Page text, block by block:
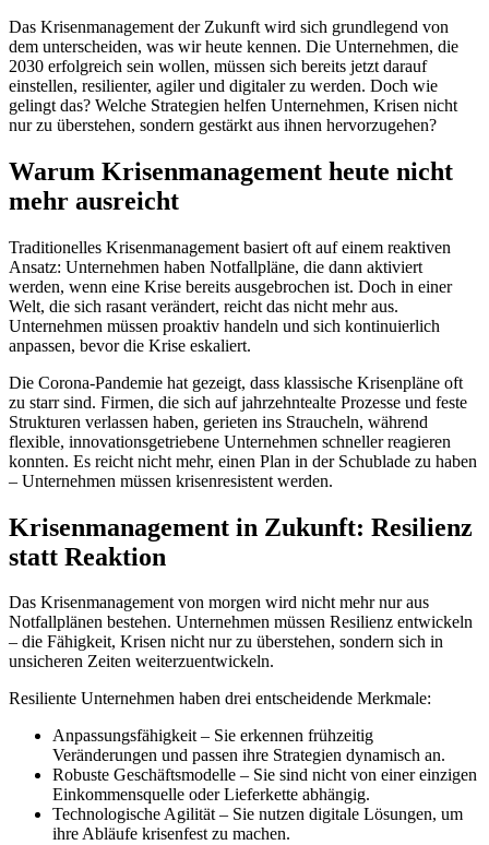
Das Krisenmanagement der Zukunft wird sich grundlegend von
dem unterscheiden, was wir heute kennen. Die Unternehmen, die
2030 erfolgreich sein wollen, müssen sich bereits jetzt darauf
einstellen, resilienter, agiler und digitaler zu werden. Doch wie
gelingt das? Welche Strategien helfen Unternehmen, Krisen nicht
nur zu überstehen, sondern gestärkt aus ihnen hervorzugehen?
Warum Krisenmanagement heute nicht
mehr ausreicht
Traditionelles Krisenmanagement basiert oft auf einem reaktiven
Ansatz: Unternehmen haben Notfallpläne, die dann aktiviert
werden, wenn eine Krise bereits ausgebrochen ist. Doch in einer
Welt, die sich rasant verändert, reicht das nicht mehr aus.
Unternehmen müssen proaktiv handeln und sich kontinuierlich
anpassen, bevor die Krise eskaliert.
Die Corona-Pandemie hat gezeigt, dass klassische Krisenpläne oft
zu starr sind. Firmen, die sich auf jahrzehntealte Prozesse und feste
Strukturen verlassen haben, gerieten ins Straucheln, während
flexible, innovationsgetriebene Unternehmen schneller reagieren
konnten. Es reicht nicht mehr, einen Plan in der Schublade zu haben
– Unternehmen müssen krisenresistent werden.
Krisenmanagement in Zukunft: Resilienz
statt Reaktion
Das Krisenmanagement von morgen wird nicht mehr nur aus
Notfallplänen bestehen. Unternehmen müssen Resilienz entwickeln
– die Fähigkeit, Krisen nicht nur zu überstehen, sondern sich in
unsicheren Zeiten weiterzuentwickeln.
Resiliente Unternehmen haben drei entscheidende Merkmale:
Anpassungsfähigkeit – Sie erkennen frühzeitig
Veränderungen und passen ihre Strategien dynamisch an.
Robuste Geschäftsmodelle – Sie sind nicht von einer einzigen
Einkommensquelle oder Lieferkette abhängig.
Technologische Agilität – Sie nutzen digitale Lösungen, um
ihre Abläufe krisenfest zu machen.